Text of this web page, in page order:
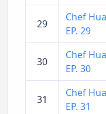
29
Chef
EP. 29
30
Chef
EP. 30
31
Chef
EP. 31